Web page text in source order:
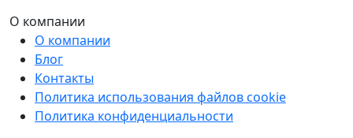
О компании
О компании
Блог
Контакты
Политика использования файлов cookie
Политика конфиденциальности